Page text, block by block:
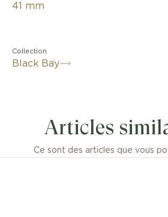
41 mm
Collection
Black Bay
Articles
Ce sont des articles que vous